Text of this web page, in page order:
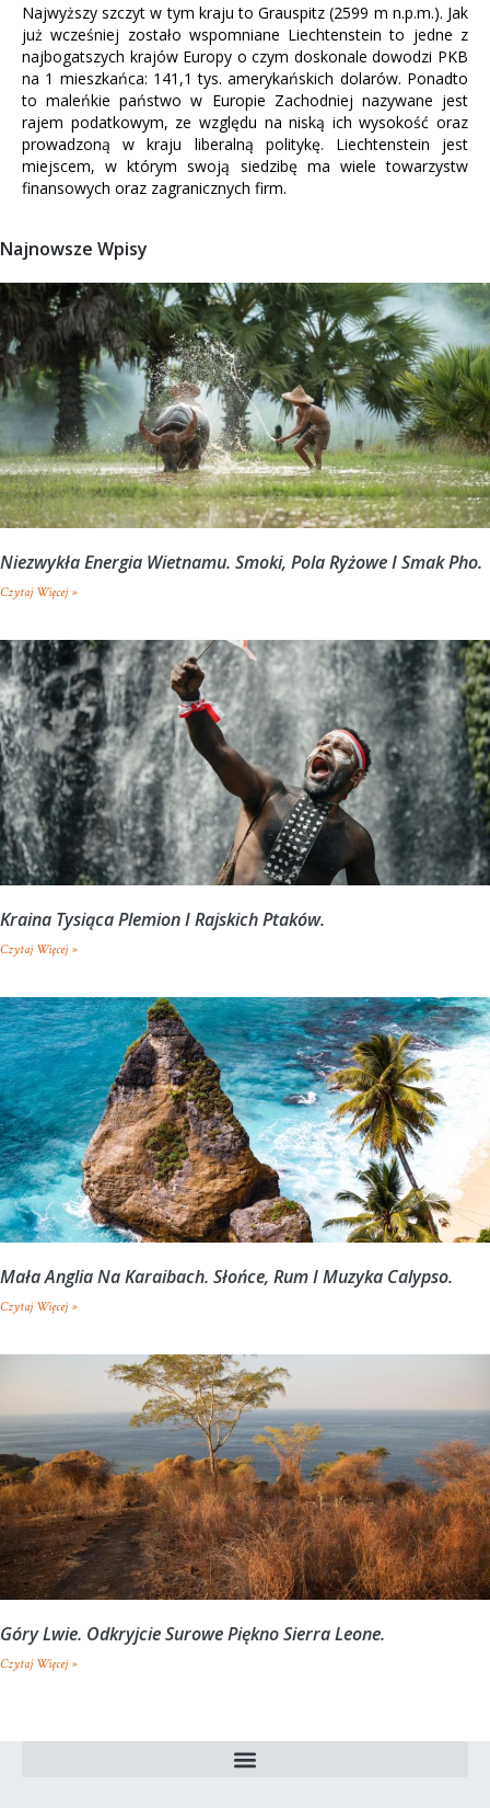
Najwyższy szczyt w tym kraju to Grauspitz (2599 m n.p.m.). Jak
już wcześniej zostało wspomniane Liechtenstein to jedne z
najbogatszych krajów Europy o czym doskonale dowodzi PKB
na 1 mieszkańca: 141,1 tys. amerykańskich dolarów. Ponadto
to maleńkie państwo w Europie Zachodniej nazywane jest
rajem podatkowym, ze względu na niską ich wysokość oraz
prowadzoną w kraju liberalną politykę. Liechtenstein jest
miejscem, w którym swoją siedzibę ma wiele towarzystw
finansowych oraz zagranicznych firm.
Najnowsze Wpisy
Niezwykła Energia Wietnamu. Smoki, Pola Ryżowe I Smak Pho.
Czytaj Więcej »
Kraina Tysiąca Plemion I Rajskich Ptaków.
Czytaj Więcej »
Mała Anglia Na Karaibach. Słońce, Rum I Muzyka Calypso.
Czytaj Więcej »
Góry Lwie. Odkryjcie Surowe Piękno Sierra Leone.
Czytaj Więcej »